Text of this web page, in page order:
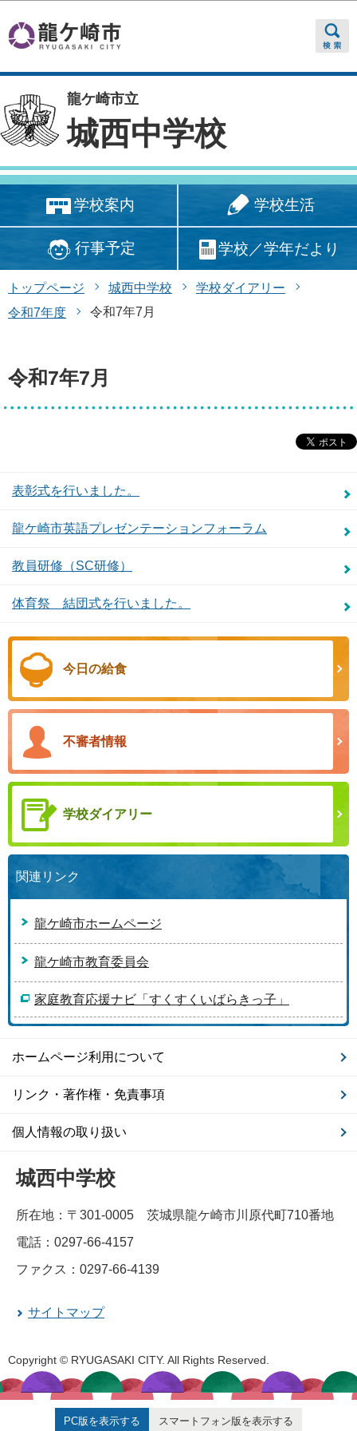
龍ケ崎市立
城西中学校
学校案内 学校生活
行事予定 学校／学年だより
トップページ 城西中学校
学校ダイアリー
令和7年度
令和7年7月
令和7年7月
表彰式を行いました。
龍ケ崎市英語プレゼンテーションフォーラム
教員研修（SC研修）
体育祭 結団式を行いました。
今日の給食
不審者情報
学校ダイアリー
関連リンク
龍ケ崎市ホームページ
龍ケ崎市教育委員会
家庭教育応援ナビ「すくすくいばらきっ子」
ホームページ利用について
リンク・著作権・免責事項
個人情報の取り扱い
城西中学校
所在地：〒301-0005 茨城県龍ケ崎市川原代町710番地
電話：0297-66-4157
ファクス：0297-66-4139
サイトマップ
Copyright © RYUGASAKI CITY. All Rights Reserved.
PC版を表示する スマートフォン版を表示する